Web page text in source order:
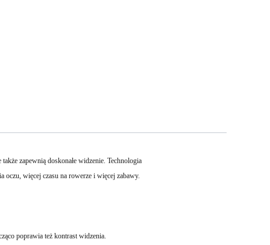
zapewnią doskonałe widzenie. Technologia
oczu, więcej czasu na rowerze i więcej zabawy.
poprawia też kontrast widzenia.